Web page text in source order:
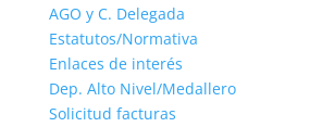
AGO y C. Delegada
Estatutos/Normativa
Enlaces de interés
Dep. Alto Nivel/Medallero
Solicitud facturas